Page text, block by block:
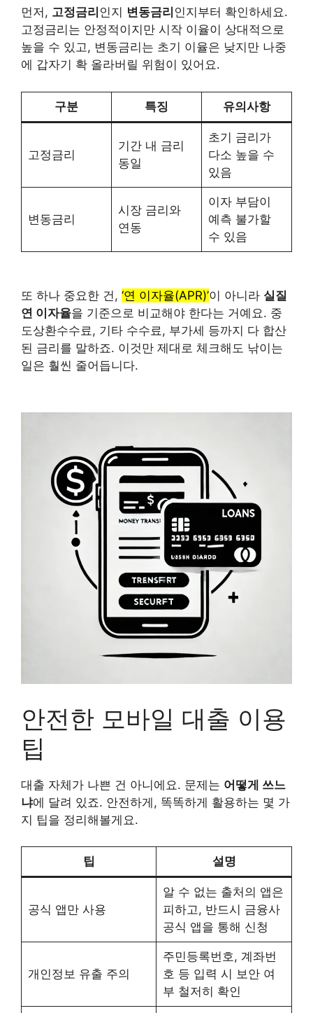
먼저, 고정금리 인지 변동금리 인지부터 확인하세요.
고정금리는 안정적이지만 시작 이율이 상대적으로
높을 수 있고, 변동금리는 초기 이율은 낮지만 나중
에 갑자기 확 올라버릴 위험이 있어요.
구분 특징 유의사항
고정금리
기간 내 금리
동일
초기 금리가
다소 높을 수
있음
변동금리
시장 금리와
연동
이자 부담이
예측 불가할
수 있음
또 하나 중요한 건, ‘연 이자율(APR)’이 아니라 실질
연 이자율을 기준으로 비교해야 한다는 거예요. 중
도상환수수료, 기타 수수료, 부가세 등까지 다 합산
된 금리를 말하죠. 이것만 제대로 체크해도 낚이는
일은 훨씬 줄어듭니다.
안전한 모바일 대출 이용
팁
대출 자체가 나쁜 건 아니에요. 문제는 어떻게 쓰느
냐에 달려 있죠. 안전하게, 똑똑하게 활용하는 몇 가
지 팁을 정리해볼게요.
팁 설명
공식 앱만 사용
알 수 없는 출처의 앱은
피하고, 반드시 금융사
공식 앱을 통해 신청
개인정보 유출 주의
주민등록번호, 계좌번
호 등 입력 시 보안 여
부 철저히 확인